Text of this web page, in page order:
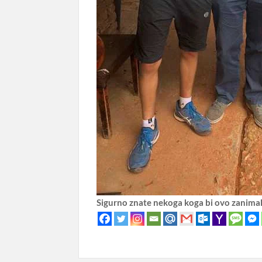
Sigurno znate nekoga koga bi ovo